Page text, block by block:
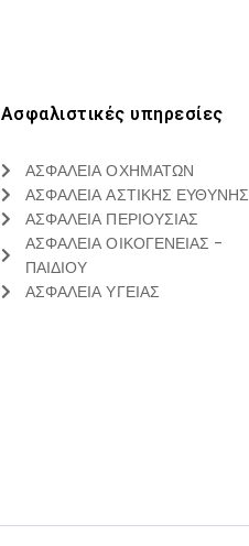
Ασφαλιστικές υπηρεσίες
ΑΣΦΑΛΕΙΑ ΟΧΗΜΑΤΩΝ
ΑΣΦΑΛΕΙΑ ΑΣΤΙΚΗΣ ΕΥΘΥΝΗΣ
ΑΣΦΑΛΕΙΑ ΠΕΡΙΟΥΣΙΑΣ
ΑΣΦΑΛΕΙΑ ΟΙΚΟΓΕΝΕΙΑΣ -
ΠΑΙΔΙΟΥ
ΑΣΦΑΛΕΙΑ ΥΓΕΙΑΣ